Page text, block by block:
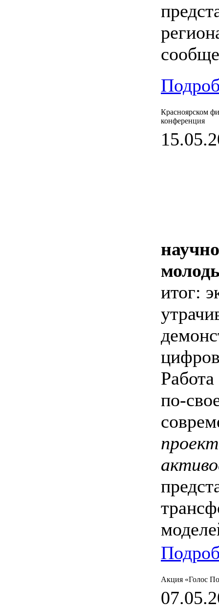
Красноярском
конференция
итог:
по-
Акция «Голос